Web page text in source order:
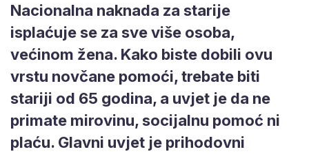
Nacionalna naknada za starije
isplaćuje se za sve više osoba,
većinom žena. Kako biste dobili ovu
vrstu novčane pomoći, trebate biti
stariji od 65 godina, a uvjet je da ne
primate mirovinu, socijalnu pomoć ni
plaću. Glavni uvjet je prihodovni